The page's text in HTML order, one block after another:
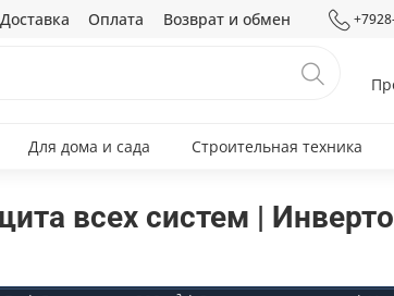
Доставка Оплата Возврат и обмен
Для дома и сада Строительная техника
всех систем |